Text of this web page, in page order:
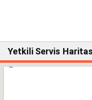
Yetkili Servis